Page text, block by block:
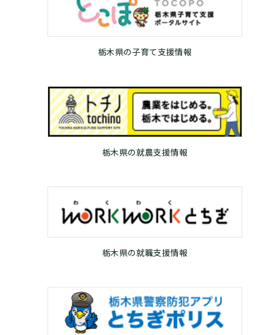
栃木県の子育て支援情報
栃木県の就農支援情報
栃木県の就職支援情報